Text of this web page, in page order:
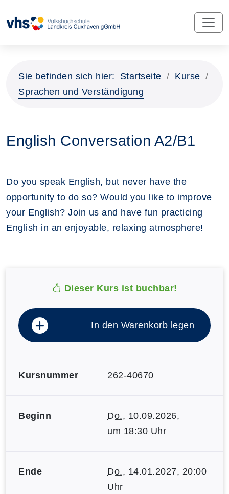
Sie befinden sich hier: Startseite
Kurse
Sprachen und Verständigung
English Conversation A2/B1
Do you speak English, but never have the
opportunity to do so? Would you like to improve
your English? Join us and have fun practicing
English in an enjoyable, relaxing atmosphere!
Dieser Kurs ist buchbar!
In den Warenkorb legen
Kursnummer 262-40670
Beginn Do., 10.09.2026,
um 18:30 Uhr
Ende Do., 14.01.2027, 20:00
Uhr